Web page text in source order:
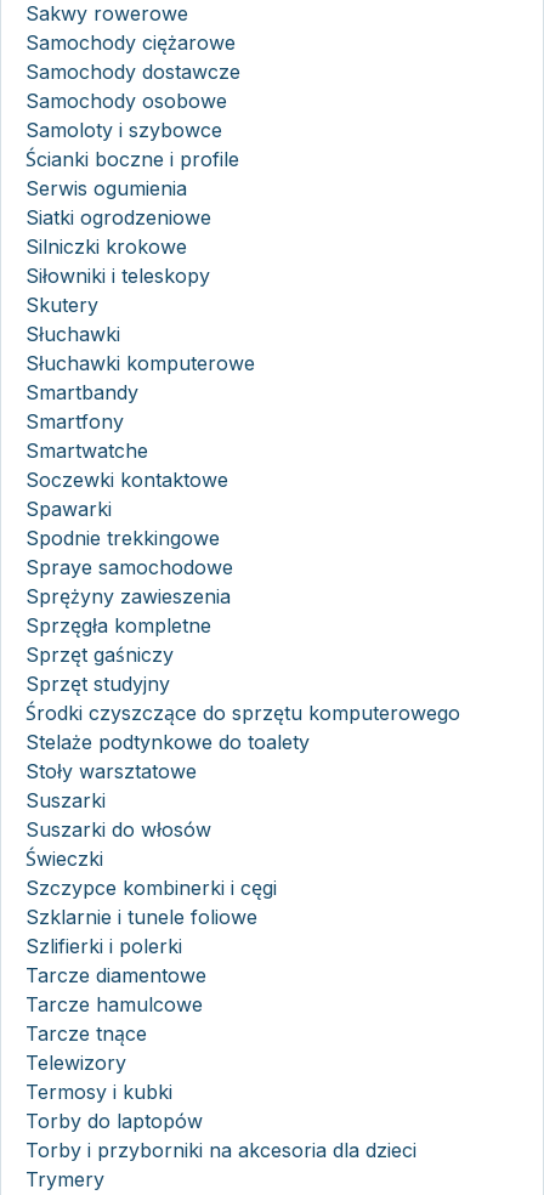
Sakwy rowerowe
Samochody ciężarowe
Samochody dostawcze
Samochody osobowe
Samoloty i szybowce
Ścianki boczne i profile
Serwis ogumienia
Siatki ogrodzeniowe
Silniczki krokowe
Siłowniki i teleskopy
Skutery
Słuchawki
Słuchawki komputerowe
Smartbandy
Smartfony
Smartwatche
Soczewki kontaktowe
Spawarki
Spodnie trekkingowe
Spraye samochodowe
Sprężyny zawieszenia
Sprzęgła kompletne
Sprzęt gaśniczy
Sprzęt studyjny
Środki czyszczące do sprzętu komputerowego
Stelaże podtynkowe do toalety
Stoły warsztatowe
Suszarki
Suszarki do włosów
Świeczki
Szczypce kombinerki i cęgi
Szklarnie i tunele foliowe
Szlifierki i polerki
Tarcze diamentowe
Tarcze hamulcowe
Tarcze tnące
Telewizory
Termosy i kubki
Torby do laptopów
Torby i przyborniki na akcesoria dla dzieci
Trymery